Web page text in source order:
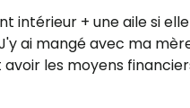
intérieur + une aile si
ai mangé avec ma
les moyens